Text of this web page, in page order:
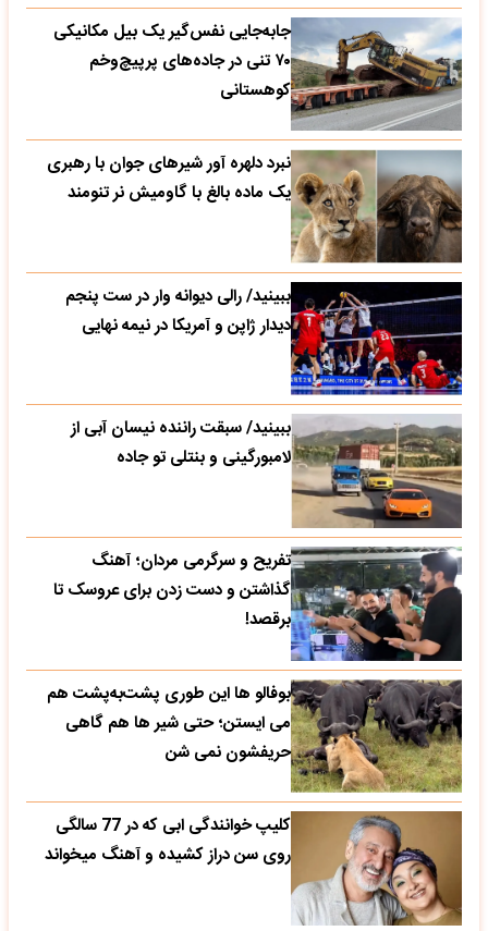
جابه‌جایی نفس‌گیر یک بیل مکانیکی
۷۰ تنی در جاده‌های پرپیچ‌وخم
کوهستانی
نبرد دلهره آور شیرهای جوان با رهبری
یک ماده بالغ با گاومیش نر تنومند
ببینید/ رالی دیوانه وار در ست پنجم
دیدار ژاپن و آمریکا در نیمه نهایی
ببینید/ سبقت راننده نیسان آبی از
لامبورگینی و بنتلی تو جاده
تفریح و سرگرمی مردان؛ آهنگ
گذاشتن و دست زدن برای عروسک تا
برقصد!
بوفالو ها این‌ طوری پشت‌به‌پشت هم
می‌ ایستن؛ حتی شیر ها هم گاهی
حریفشون نمی‌ شن
کلیپ خوانندگی ابی که در 77 سالگی
روی سن دراز کشیده و آهنگ میخواند